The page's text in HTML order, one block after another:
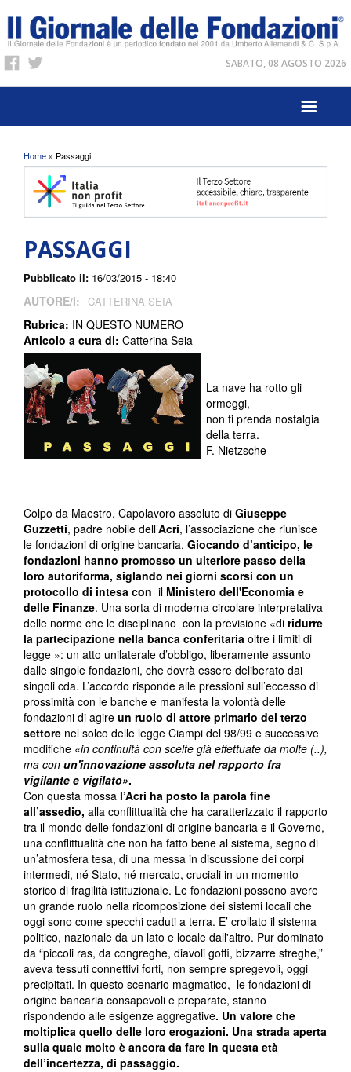
SABATO, 08 AGOSTO 2026
Tu sei qui
Home » Passaggi
PASSAGGI
Pubblicato il: 16/03/2015 - 18:40
AUTORE/I: CATTERINA SEIA
Rubrica: IN QUESTO NUMERO
Articolo a cura di: Catterina Seia
La nave ha rotto gli
ormeggi,
non ti prenda nostalgia
della terra.
F. Nietzsche
Colpo da Maestro. Capolavoro assoluto di Giuseppe
Guzzetti, padre nobile dell’Acri, l’associazione che riunisce
le fondazioni di origine bancaria. Giocando d’anticipo, le
fondazioni hanno promosso un ulteriore passo della
loro autoriforma, siglando nei giorni scorsi con un
protocollo di intesa con il Ministero dell'Economia e
delle Finanze. Una sorta di moderna circolare interpretativa
delle norme che le disciplinano con la previsione «di ridurre
la partecipazione nella banca conferitaria oltre i limiti di
legge »: un atto unilaterale d’obbligo, liberamente assunto
dalle singole fondazioni, che dovrà essere deliberato dai
singoli cda. L’accordo risponde alle pressioni sull’eccesso di
prossimità con le banche e manifesta la volontà delle
fondazioni di agire un ruolo di attore primario del terzo
settore nel solco delle legge Ciampi del 98/99 e successive
modifiche «in continuità con scelte già effettuate da molte (..),
ma con un'innovazione assoluta nel rapporto fra
vigilante e vigilato».
Con questa mossa l’Acri ha posto la parola fine
all’assedio, alla conflittualità che ha caratterizzato il rapporto
tra il mondo delle fondazioni di origine bancaria e il Governo,
una conflittualità che non ha fatto bene al sistema, segno di
un’atmosfera tesa, di una messa in discussione dei corpi
intermedi, né Stato, né mercato, cruciali in un momento
storico di fragilità istituzionale. Le fondazioni possono avere
un grande ruolo nella ricomposizione dei sistemi locali che
oggi sono come specchi caduti a terra. E’ crollato il sistema
politico, nazionale da un lato e locale dall'altro. Pur dominato
da “piccoli ras, da congreghe, diavoli goffi, bizzarre streghe,”
aveva tessuti connettivi forti, non sempre spregevoli, oggi
precipitati. In questo scenario magmatico, le fondazioni di
origine bancaria consapevoli e preparate, stanno
rispondendo alle esigenze aggregative. Un valore che
moltiplica quello delle loro erogazioni. Una strada aperta
sulla quale molto è ancora da fare in questa età
dell’incertezza, di passaggio.